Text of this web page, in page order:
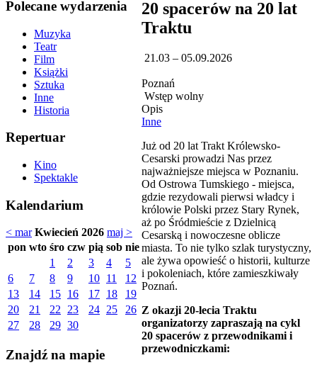
Polecane wydarzenia
Muzyka
Teatr
Film
Książki
Sztuka
Inne
Historia
Repertuar
Kino
Spektakle
Kalendarium
< mar Kwiecień 2026 maj >
pon wto śro czw pią sob nie
1
2 3 4
5
6
7 8 9 10 11
12
13
14 15 16 17 18
19
20
21 22 23 24 25
26
27
28 29 30
Znajdź na mapie
20 spacerów na 20 lat
Traktu
21.03 – 05.09.2026
Poznań
Wstęp wolny
Opis
Inne
Już od 20 lat Trakt Królewsko-
Cesarski prowadzi Nas przez
najważniejsze miejsca w Poznaniu.
Od Ostrowa Tumskiego - miejsca,
gdzie rezydowali pierwsi władcy i
królowie Polski przez Stary Rynek,
aż po Śródmieście z Dzielnicą
Cesarską i nowoczesne oblicze
miasta. To nie tylko szlak turystyczny,
ale żywa opowieść o historii, kulturze
i pokoleniach, które zamieszkiwały
Poznań.
Z okazji 20-lecia Traktu
organizatorzy zapraszają na cykl
20 spacerów z przewodnikami i
przewodniczkami: